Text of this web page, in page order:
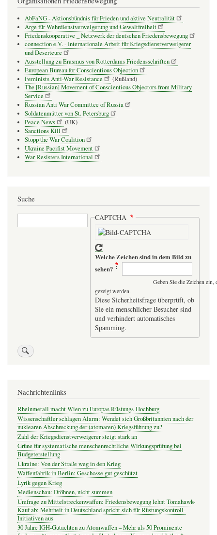
AbFaNG - Aktionsbündnis für Frieden und aktive Neutralität
Arge für Wehrdienstverweigerung und Gewaltfreiheit
Friedenskooperative _ Netzwerk der deutschen Friedensbewegung
connection e.V. - Inter­na­tio­nale Arbeit für Kriegs­dienst­ver­wei­gerer
und Deser­teure
Ausstellung zu Erasmus von Rotterdams Friedensschriften
European Bureau for Conscientious Objection
Feminists Anti-War Resistance
(Rußland)
The [Russian] Movement of Conscientious Objectors from Military
Service
Russian Anti War Committee of Russia
Soldatenmütter von St. Petersburg
Peace News
(UK)
Sanctions Kill
Stopp the War Coalition
Ukraine Pacifist Movement
War Resisters International
Suche
Suche CAPTCHA
Welche Zeichen sind in dem Bild zu
sehen?
Geben Sie die Zeichen
gezeigt werden.
Diese Sicherheitsfrage überprüft, ob
Sie ein menschlicher Besucher sind
und verhindert automatisches
Spamming.
Nachrichtenlinks
Rheinmetall macht Wien zu Europas Rüstungs-Hochburg
Wissenschaftler schlagen Alarm: Wendet sich Großbritannien nach der
nuklearen Abschreckung der (atomaren) Kriegsführung zu?
Zahl der Kriegsdienstverweigerer steigt stark an
Grüne für systematische menschenrechtliche Wirkungsprüfung bei
Budgeterstellung
Ukraine: Von der Straße weg in den Krieg
Waffenfabrik in Berlin: Geschosse gut geschützt
Lyrik gegen Krieg
Medienschau: Dröhnen, nicht summen
Umfrage zu Mittelstreckenwaffen: Friedensbewegung lehnt Tomahawk-
Kauf ab: Mehrheit in Deutschland spricht sich für Rüstungskontroll-
Initiativen aus
30 Jahre IGH-Gutachten zu Atomwaffen – Mehr als 50 Prominente